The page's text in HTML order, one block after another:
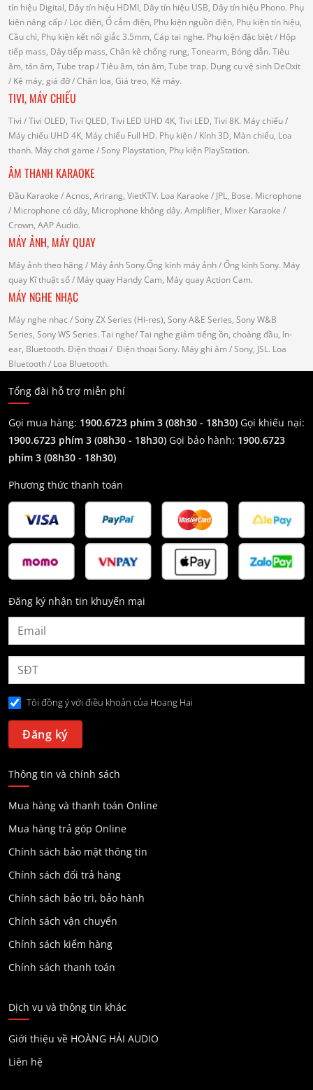
tín hiệu Digital, Dây tín hiệu HDMI, Dây tín hiệu USB, Dây tín hiệu Phono. Phụ
kiện nâng cấp/ Lọc điện, Ổ cắm điện, Phụ kiện nguồn điện, Phụ kiện tín hiệu,
Cầu chì, Phụ kiện kết nối giắc 3.5mm, Cáp tai nghe. Phụ kiện đặc biệt/ Hộp
tiếp mass, Dây tiếp mass, Chân kê chống rung, Tonearm, Bóng dẫn. Tiêu
âm, tán âm, Tube trap/ Tiêu âm, tán âm, Tube trap. Dụng cụ vệ sinh DeOxit
/ Kệ máy, giá đỡ/ Chân loa, Giá treo, Kệ máy.
TIVI, MÁY CHIẾU
Tivi / Tivi OLED, Tivi QLED, Tivi LED UHD 4K, Tivi LED, Tivi 8K. Máy chiếu/
Máy chiếu UHD 4K, Máy chiếu Full HD. Phụ kiện/ Kính 3D, Màn chiếu, Loa
thanh. Máy chơi game / Sony Playstation, Phụ kiện PlayStation.
ÂM THANH KARAOKE
Đầu Karaoke / Acnos, Arirang, VietKTV. Loa Karaoke / JPL, Bose. Microphone
/ Microphone có dây, Microphone không dây. Amplifier, Mixer Karaoke /
Crown, AAP Audio.
MÁY ẢNH, MÁY QUAY
Máy ảnh theo hãng / Máy ảnh Sony.Ống kính máy ảnh / Ống kính Sony. Máy
quay Kĩ thuật số/ Máy quay Handy Cam, Máy quay Action Cam.
MÁY NGHE NHẠC
Máy nghe nhạc / Sony ZX Series (Hi-res), Sony A&E Series, Sony W&B
Series, Sony WS Series. Tai nghe/ Tai nghe giảm tiếng ồn, choàng đầu, In-
ear, Bluetooth. Điện thoại / Điện thoại Sony. Máy ghi âm / Sony, JSL. Loa
Bluetooth/ Loa Bluetooth.
Tổng đài hỗ trợ miễn phí
Gọi mua hàng: 1900.6723 phím 3 (08h30 - 18h30) Gọi khiếu nại:
1900.6723 phím 3 (08h30 - 18h30) Gọi bảo hành: 1900.6723
phím 3 (08h30 - 18h30)
Phương thức thanh toán
Đăng ký nhận tin khuyến mại
Tôi đồng ý với điều khoản của Hoang Hai
Thông tin và chính sách
Mua hàng và thanh toán Online
Mua hàng trả góp Online
Chính sách bảo mật thông tin
Chính sách đổi trả hàng
Chính sách bảo trì, bảo hành
Chính sách vận chuyển
Chính sách kiểm hàng
Chính sách thanh toán
Dịch vụ và thông tin khác
Giới thiệu về HOÀNG HẢI AUDIO
Liên hệ